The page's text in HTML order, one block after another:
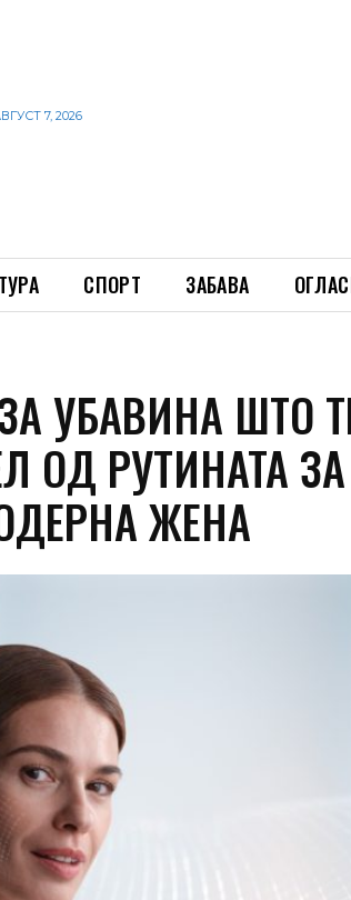
7, 2026
СПОРТ ЗАБАВА
УБАВИНА ШТО
ОД РУТИНАТА ЗА
ЖЕНА